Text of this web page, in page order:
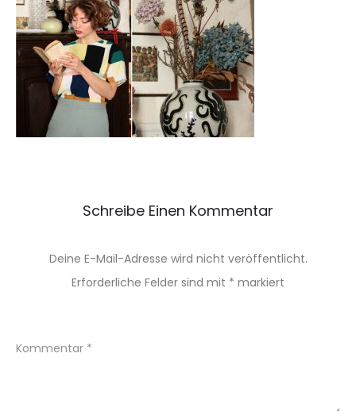
Schreibe Einen Kommentar
Deine E-Mail-Adresse wird nicht veröffentlicht.
Erforderliche Felder sind mit * markiert
Kommentar *